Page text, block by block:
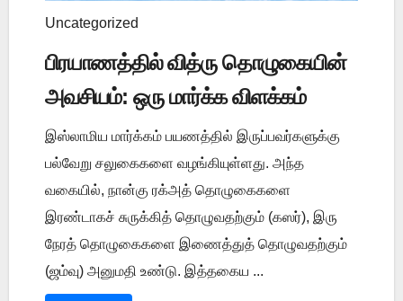
Uncategorized
பிரயாணத்தில் வித்ரு தொழுகையின்
அவசியம்: ஒரு மார்க்க விளக்கம்
இஸ்லாமிய மார்க்கம் பயணத்தில் இருப்பவர்களுக்கு
பல்வேறு சலுகைகளை வழங்கியுள்ளது. அந்த
வகையில், நான்கு ரக்அத் தொழுகைகளை
இரண்டாகச் சுருக்கித் தொழுவதற்கும் (கஸர்), இரு
நேரத் தொழுகைகளை இணைத்துத் தொழுவதற்கும்
(ஜம்வு) அனுமதி உண்டு. இத்தகைய ...